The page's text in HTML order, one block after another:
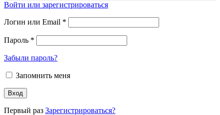
Войти или зарегистрироваться
Логин или Email *
Пароль *
Забыли пароль?
Запомнить меня
Вход
Первый раз Зарегистрироваться?